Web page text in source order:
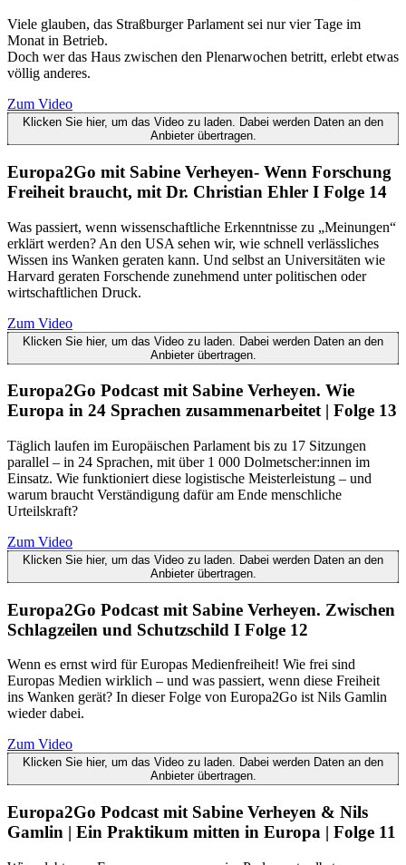
Viele glauben, das Straßburger Parlament sei nur vier Tage im
Monat in Betrieb.
Doch wer das Haus zwischen den Plenarwochen betritt, erlebt etwas
völlig anderes.
Zum Video
Klicken Sie hier, um das Video zu laden. Dabei werden Daten an den
Anbieter übertragen.
Europa2Go mit Sabine Verheyen- Wenn Forschung
Freiheit braucht, mit Dr. Christian Ehler I Folge 14
Was passiert, wenn wissenschaftliche Erkenntnisse zu „Meinungen“
erklärt werden? An den USA sehen wir, wie schnell verlässliches
Wissen ins Wanken geraten kann. Und selbst an Universitäten wie
Harvard geraten Forschende zunehmend unter politischen oder
wirtschaftlichen Druck.
Zum Video
Klicken Sie hier, um das Video zu laden. Dabei werden Daten an den
Anbieter übertragen.
Europa2Go Podcast mit Sabine Verheyen. Wie
Europa in 24 Sprachen zusammenarbeitet | Folge 13
Täglich laufen im Europäischen Parlament bis zu 17 Sitzungen
parallel – in 24 Sprachen, mit über 1 000 Dolmetscher:innen im
Einsatz. Wie funktioniert diese logistische Meisterleistung – und
warum braucht Verständigung dafür am Ende menschliche
Urteilskraft?
Zum Video
Klicken Sie hier, um das Video zu laden. Dabei werden Daten an den
Anbieter übertragen.
Europa2Go Podcast mit Sabine Verheyen. Zwischen
Schlagzeilen und Schutzschild I Folge 12
Wenn es ernst wird für Europas Medienfreiheit! Wie frei sind
Europas Medien wirklich – und was passiert, wenn diese Freiheit
ins Wanken gerät? In dieser Folge von Europa2Go ist Nils Gamlin
wieder dabei.
Zum Video
Klicken Sie hier, um das Video zu laden. Dabei werden Daten an den
Anbieter übertragen.
Europa2Go Podcast mit Sabine Verheyen & Nils
Gamlin | Ein Praktikum mitten in Europa | Folge 11